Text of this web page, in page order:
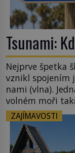
Tsunami:
Nejprve špetka
vznikl spojením
nami (vlna).
volném moři
vlnová délka
na volném moři
podobné obří
tsunami si […]
ZAJÍMAVOSTI